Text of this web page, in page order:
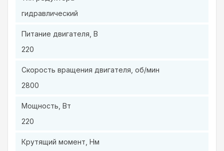
гидравлический
Питание двигателя, В
220
Скорость вращения двигателя, об/мин
2800
Мощность, Вт
220
Крутящий момент, Нм